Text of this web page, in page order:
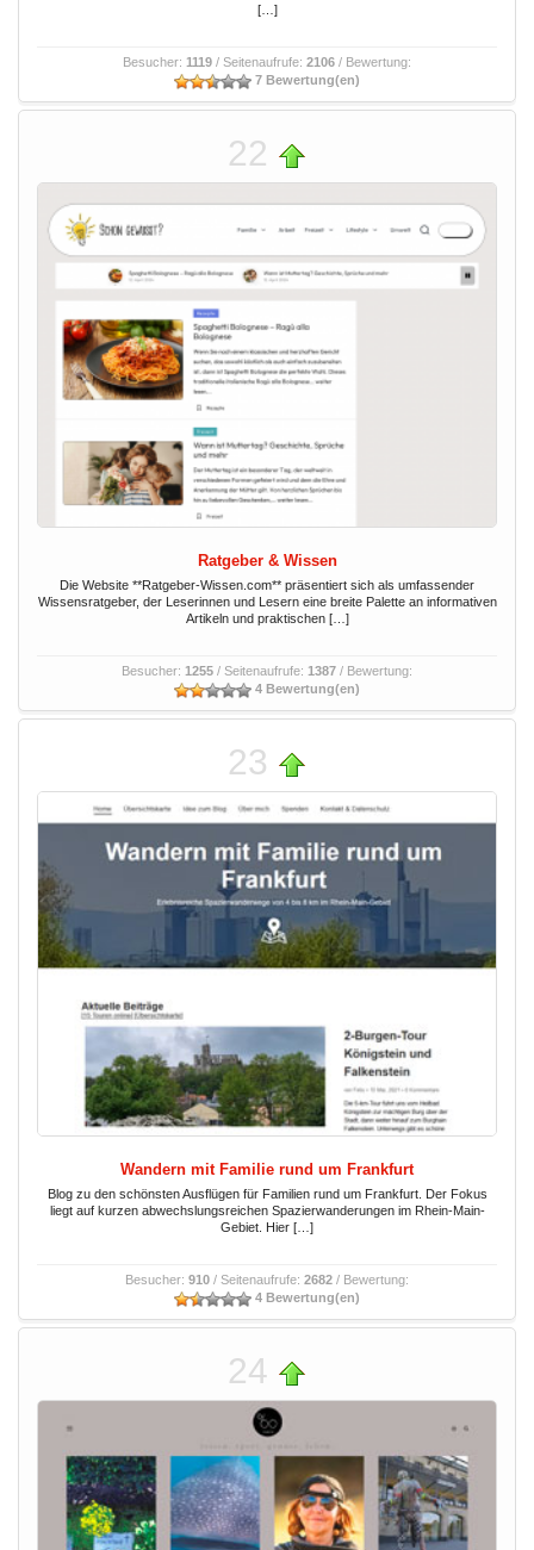
[…]
Besucher: 1119 / Seitenaufrufe: 2106 / Bewertung:
7 Bewertung(en)
22
Ratgeber & Wissen
Die Website **Ratgeber-Wissen.com** präsentiert sich als umfassender
Wissensratgeber, der Leserinnen und Lesern eine breite Palette an informativen
Artikeln und praktischen […]
Besucher: 1255 / Seitenaufrufe: 1387 / Bewertung:
4 Bewertung(en)
23
Wandern mit Familie rund um Frankfurt
Blog zu den schönsten Ausflügen für Familien rund um Frankfurt. Der Fokus
liegt auf kurzen abwechslungsreichen Spazierwanderungen im Rhein-Main-
Gebiet. Hier […]
Besucher: 910 / Seitenaufrufe: 2682 / Bewertung:
4 Bewertung(en)
24